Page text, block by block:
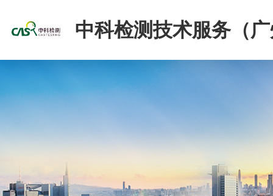
中科检测技术服务（
份有限公司